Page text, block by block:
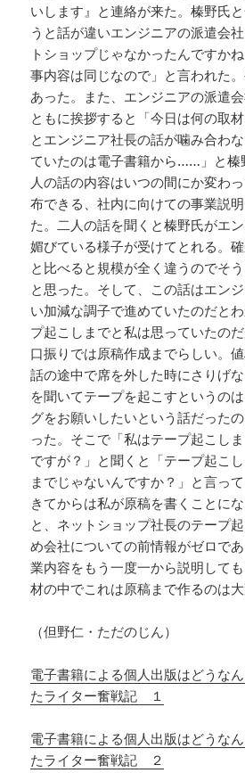
いします』と連絡が来た。榛野氏
うと話が違いエンジニアの派遣会
トショップじゃなかったんですか
事内容は同じなので」と言われた
あった。また、エンジニアの派遣
ともに挨拶すると「今日は何の取
とエンジニア社長の話が噛み合わ
ていたのは電子書籍から……」と榛
人の話の内容はいつの間にか変わ
布できる、社内に向けての事業説
た。二人の話を聞くと榛野氏がエ
媚びている様子が受けてとれる。
と比べると規模が全く違うのでそ
と思った。そして、この話はエン
い加減な調子で進めていたのだと
プ起こしまでと私は思っていたの
口振りでは原稿作成までらしい。
話の途中で席を外した時にさりげ
を聞いてテープを起こすというの
グをお願いしたいという話だった
った。そこで「私はテープ起こし
ですが？」と聞くと「テープ起こ
までじゃないんですか？」と言っ
きてからは私が原稿を書くことに
と、ネットショップ社長のテープ
め会社についての前情報がゼロで
業内容をもう一度一から説明して
材の中でこれは原稿まで作るのは大
（但野仁・ただのじん）
電子書籍による個人出版はどうな
たライター奮戦記 １
電子書籍による個人出版はどうな
たライター奮戦記 ２